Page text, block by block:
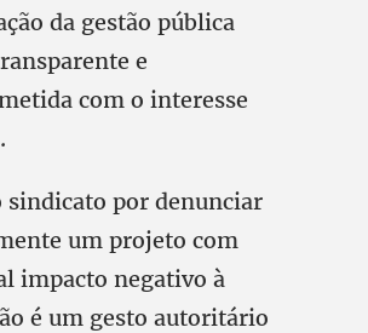
da gestão pública
e
com o interesse
sindicato por denunciar
um projeto com
impacto negativo à
é um gesto autoritário